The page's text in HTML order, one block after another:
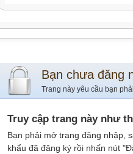
Bạn chưa đăng
Trang này yêu cầu bạn
Truy cập trang này như
Bạn phải mở trang đăng nhập,
khẩu đã đăng ký rồi nhấn nút